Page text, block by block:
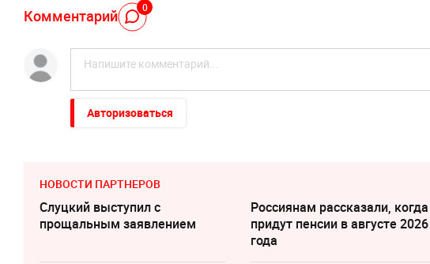
Комментарий 0
Авторизоваться
НОВОСТИ ПАРТНЕРОВ
Слуцкий выступил с
прощальным заявлением
Россиянам рассказали, когда
придут пенсии в августе 2026
года